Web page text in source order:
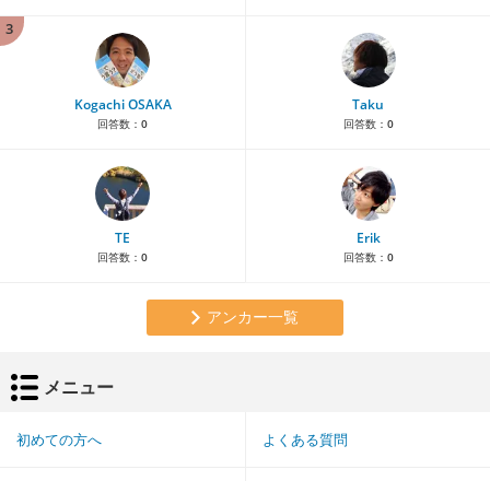
3
Kogachi OSAKA
回答数： 0
Taku
回答数： 0
TE
回答数： 0
Erik
回答数： 0
アンカー一覧
メニュー
初めての方へ よくある質問